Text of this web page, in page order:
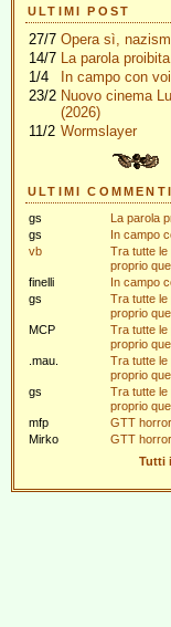
ULTIMI POST
27/7 Opera sì,
14/7 La parola proibita
1/4
In campo con voi
23/2 Nuovo cinema
(2026)
11/2 Wormslayer
ULTIMI COMMENTI
gs
La parola
gs
In campo
vb
Tra tutte le
proprio
finelli
In campo
gs
Tra tutte le
proprio
MCP
Tra tutte le
proprio
.mau.
Tra tutte le
proprio
gs
Tra tutte le
proprio
mfp
GTT horror
Mirko
GTT horror
Tutti